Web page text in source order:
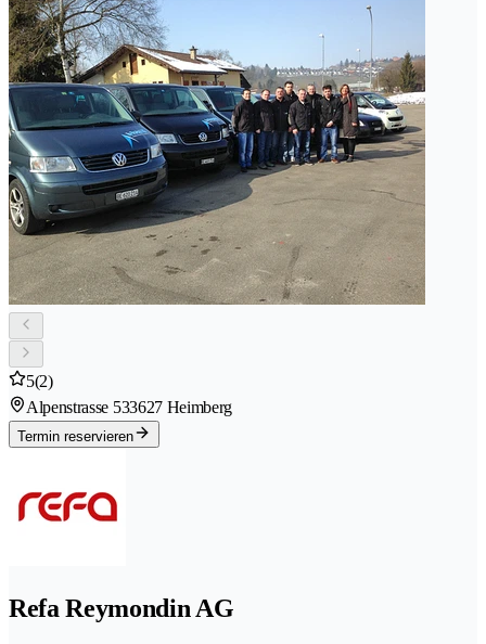
5(2)
Alpenstrasse 533627 Heimberg
Termin reservieren
Refa Reymondin AG